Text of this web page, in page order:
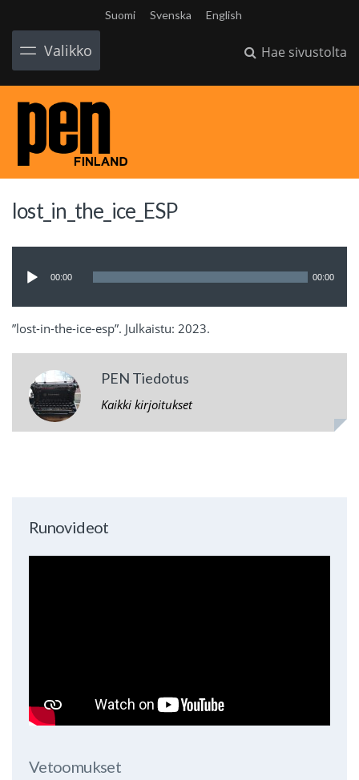
Suomi Svenska English
Valikko Hae sivustolta
lost_in_the_ice_ESP
00:00 00:00
”lost-in-the-ice-esp”. Julkaistu: 2023.
PEN Tiedotus
Kaikki kirjoitukset
Runovideot
Vetoomukset